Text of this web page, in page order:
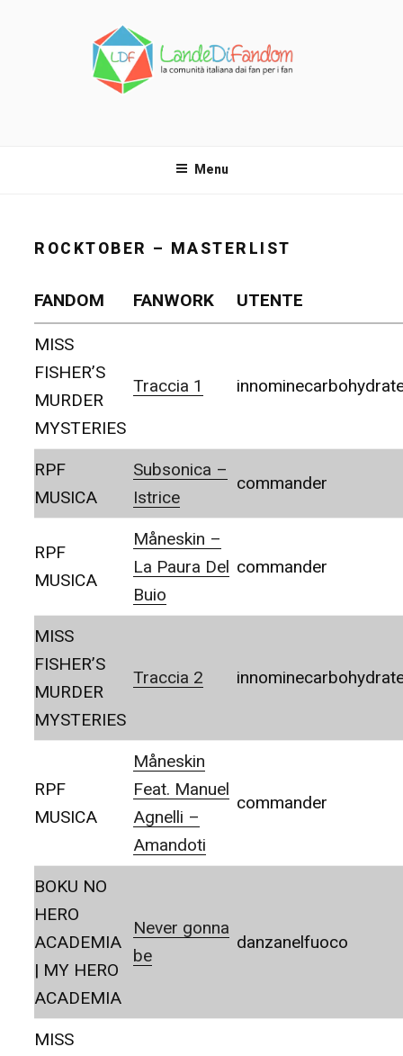
Menu
ROCKTOBER – MASTERLIST
FANDOM FANWORK UTENTE
MISS
FISHER’S
MURDER
MYSTERIES
Traccia 1
RPF
MUSICA
Subsonica –
Istrice
commander
RPF
MUSICA
Måneskin –
La Paura Del
Buio
commander
MISS
FISHER’S
MURDER
MYSTERIES
Traccia 2
RPF
MUSICA
Måneskin
Feat. Manuel
Agnelli –
Amandoti
commander
BOKU NO
HERO
ACADEMIA
| MY HERO
ACADEMIA
Never gonna
be
danzanelfuoco
MISS